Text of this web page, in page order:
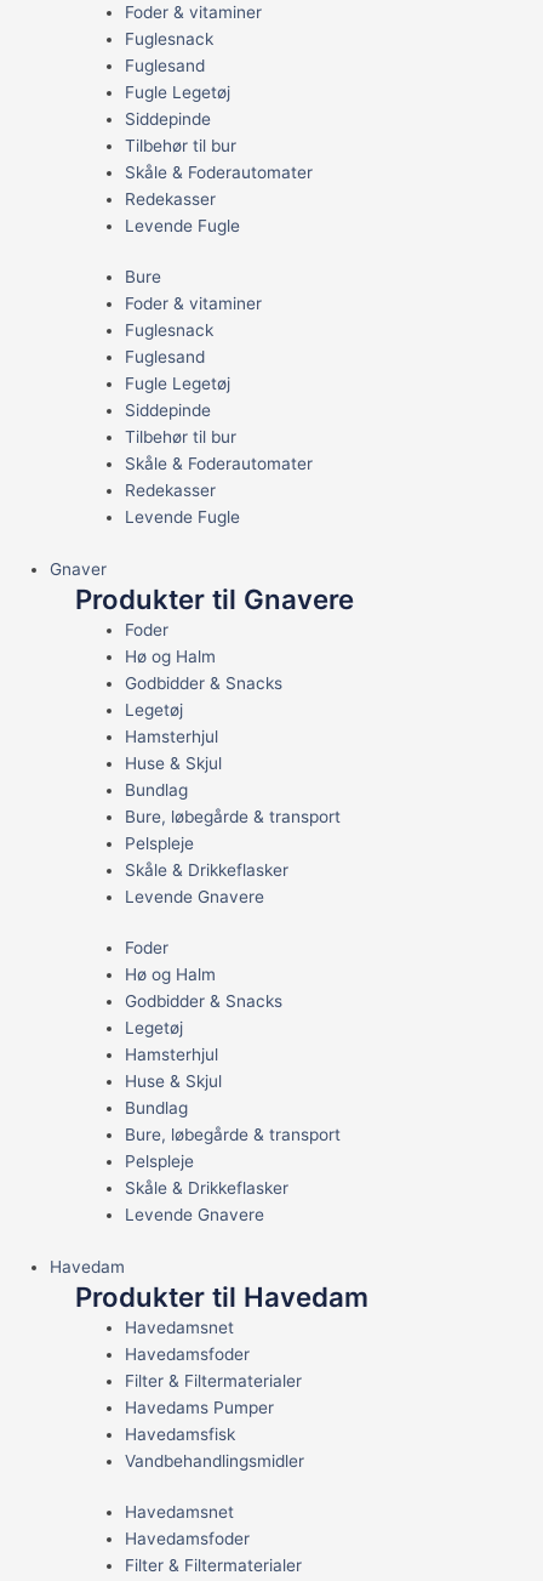
Foder & vitaminer
Fuglesnack
Fuglesand
Fugle Legetøj
Siddepinde
Tilbehør til bur
Skåle & Foderautomater
Redekasser
Levende Fugle
Bure
Foder & vitaminer
Fuglesnack
Fuglesand
Fugle Legetøj
Siddepinde
Tilbehør til bur
Skåle & Foderautomater
Redekasser
Levende Fugle
Gnaver
Produkter til Gnavere
Foder
Hø og Halm
Godbidder & Snacks
Legetøj
Hamsterhjul
Huse & Skjul
Bundlag
Bure, løbegårde & transport
Pelspleje
Skåle & Drikkeflasker
Levende Gnavere
Foder
Hø og Halm
Godbidder & Snacks
Legetøj
Hamsterhjul
Huse & Skjul
Bundlag
Bure, løbegårde & transport
Pelspleje
Skåle & Drikkeflasker
Levende Gnavere
Havedam
Produkter til Havedam
Havedamsnet
Havedamsfoder
Filter & Filtermaterialer
Havedams Pumper
Havedamsfisk
Vandbehandlingsmidler
Havedamsnet
Havedamsfoder
Filter & Filtermaterialer